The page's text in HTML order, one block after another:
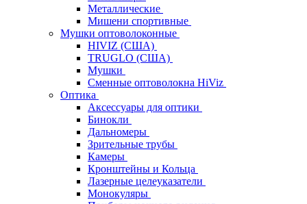
Металлические
Мишени спортивные
Мушки оптоволоконные
HIVIZ (США)
TRUGLO (США)
Мушки
Сменные оптоволокна HiViz
Оптика
Аксессуары для оптики
Бинокли
Дальномеры
Зрительные трубы
Камеры
Кронштейны и Кольца
Лазерные целеуказатели
Монокуляры